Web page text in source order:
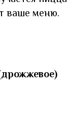
ваше меню.